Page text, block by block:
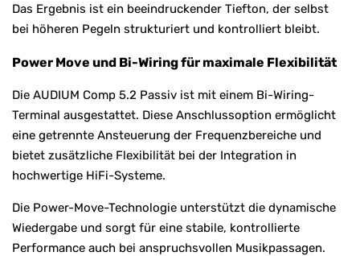
Das Ergebnis ist ein beeindruckender Tiefton, der selbst
bei höheren Pegeln strukturiert und kontrolliert bleibt.
Power Move und Bi-Wiring für maximale Flexibilität
Die AUDIUM Comp 5.2 Passiv ist mit einem Bi-Wiring-
Terminal ausgestattet. Diese Anschlussoption ermöglicht
eine getrennte Ansteuerung der Frequenzbereiche und
bietet zusätzliche Flexibilität bei der Integration in
hochwertige HiFi-Systeme.
Die Power-Move-Technologie unterstützt die dynamische
Wiedergabe und sorgt für eine stabile, kontrollierte
Performance auch bei anspruchsvollen Musikpassagen.